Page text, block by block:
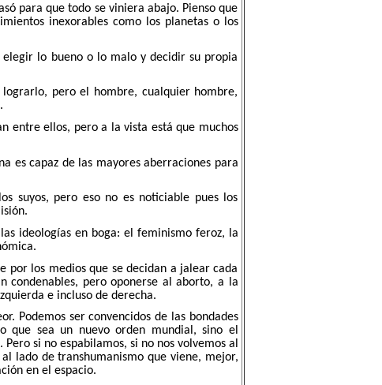
para que todo se viniera abajo. Pienso que
inexorables como los planetas o los
lo bueno o lo malo y decidir su propia
pero el hombre, cualquier hombre,
entre ellos, pero a la vista está que muchos
es capaz de las mayores aberraciones para
suyos, pero eso no es noticiable pues los
ideologías en boga: el feminismo feroz, la
por los medios que se decidan a jalear cada
condenables, pero oponerse al aborto, a la
e incluso de derecha.
Podemos ser convencidos de las bondades
que sea un nuevo orden mundial, sino el
si no espabilamos, si no nos volvemos al
lado de transhumanismo que viene, mejor,
en el espacio.